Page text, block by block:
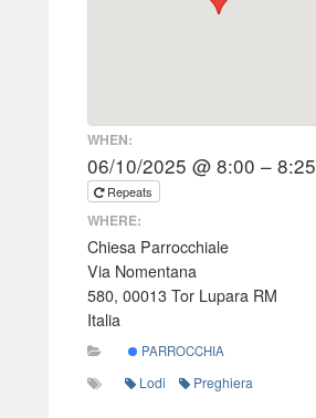
WHEN:
06/10/2025 @ 8:00 – 8:25
Repeats
WHERE:
Chiesa Parrocchiale
Via Nomentana
580, 00013 Tor Lupara RM
Italia
PARROCCHIA
Lodi Preghiera